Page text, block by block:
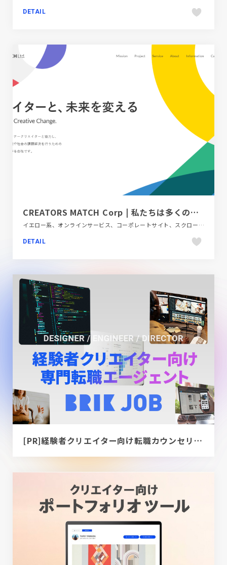
DETAIL
CREATORS MATCH Corp | 私たちは多くのパートナークリエイターと協力し、クリエイティブで企業や社会の課題解決を行うためのプラットフォームをつくる会社です。
イエロー系、オンラインサービス、コーポレートサイト、スクロールエフェクト、タイポグラフィー、ホワイト系、ポップ、モーション多め
DETAIL
[PR]経験者クリエイター向け転職カウンセリング｜デザイナー / ディレクター / エンジニア